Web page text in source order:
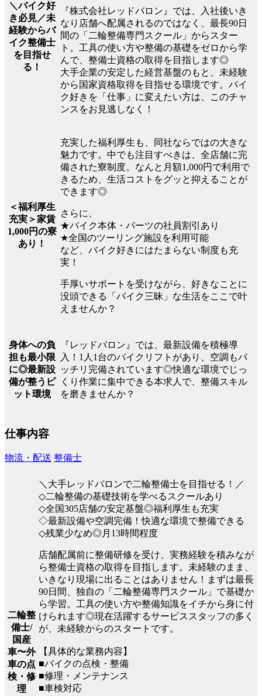
＼バイク好
き必見／未
経験からバ
イク整備士
を目指せ
る！
『株式会社レッドバロン』では、入社後いき
なり店舗へ配属されるのではなく、最長90日
間の「二輪整備専門スクール」からスター
ト。工具の使い方や整備の基礎をゼロから学
んで、整備士資格の取得を目指します◎
大手企業の安定した経営基盤のもと、未経験
から国家資格取得を目指せる環境です。バイ
ク好きを「仕事」に変えたい方は、このチャ
ンスをお見逃しなく！
＜福利厚生
充実＞家賃
1,000円の寮
あり！
充実した福利厚生も、同社ならではの大きな
魅力です。中でも注目すべきは、全店舗に完
備された寮制度。なんと月額1,000円で利用で
きるため、生活コストをグッと抑えることが
できます◎
さらに、
★バイク本体・パーツの社員割引あり
★全国のツーリング施設を利用可能
など、バイク好きにはたまらない制度も充
実！
手厚いサポートを受けながら、好きなことに
没頭できる「バイク三昧」な生活をここで叶
えませんか？
身体への負
担も最小限
に◎最新設
備が整うピ
ット環境
『レッドバロン』では、最新設備を積極導
入！1人1台のバイクリフトがあり、空調もバ
ッチリ完備されています◎快適な環境でじっ
くり作業に集中できる本求人で、整備スキル
を磨きませんか？
仕事内容
物流・配送 整備士
二輪整
備士/
国産
車〜外
車の点
検・修
理
＼大手レッドバロンで二輪整備士を目指せる！／
◇二輪整備の基礎技術を学べるスクールあり
◇全国305店舗の安定基盤◎福利厚生も充実
◇最新設備や空調完備！快適な環境で整備できる
◇残業少なめ◎月13時間程度
店舗配属前に整備研修を受け、実務経験を積みなが
ら整備士資格の取得を目指します。未経験のまま、
いきなり現場に出ることはありません！まずは最長
90日間、独自の「二輪整備専門スクール」で基礎か
ら学習。工具の使い方や整備知識をイチから身に付
けられます◎現在活躍するサービススタッフの多く
が、未経験からのスタートです。
【具体的な業務内容】
■バイクの点検・整備
■修理・メンテナンス
■車検対応